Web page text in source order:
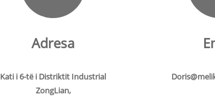
Adresa
Kati i 6-të i Distriktit Industrial
ZongLian,